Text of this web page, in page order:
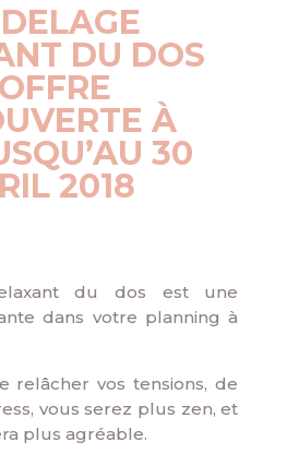
DU DOS
À
30
2018
du dos est une
dans votre planning à
relâcher vos tensions, de
vous serez plus zen, et
plus agréable.